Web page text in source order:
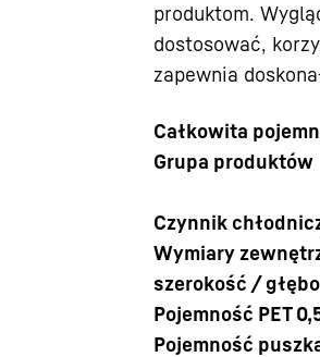
produktom.
dostosować,
zapewnia
Całkowita
Grupa produktów
Czynnik
Wymiary
szerokość /
Pojemność PET
Pojemność